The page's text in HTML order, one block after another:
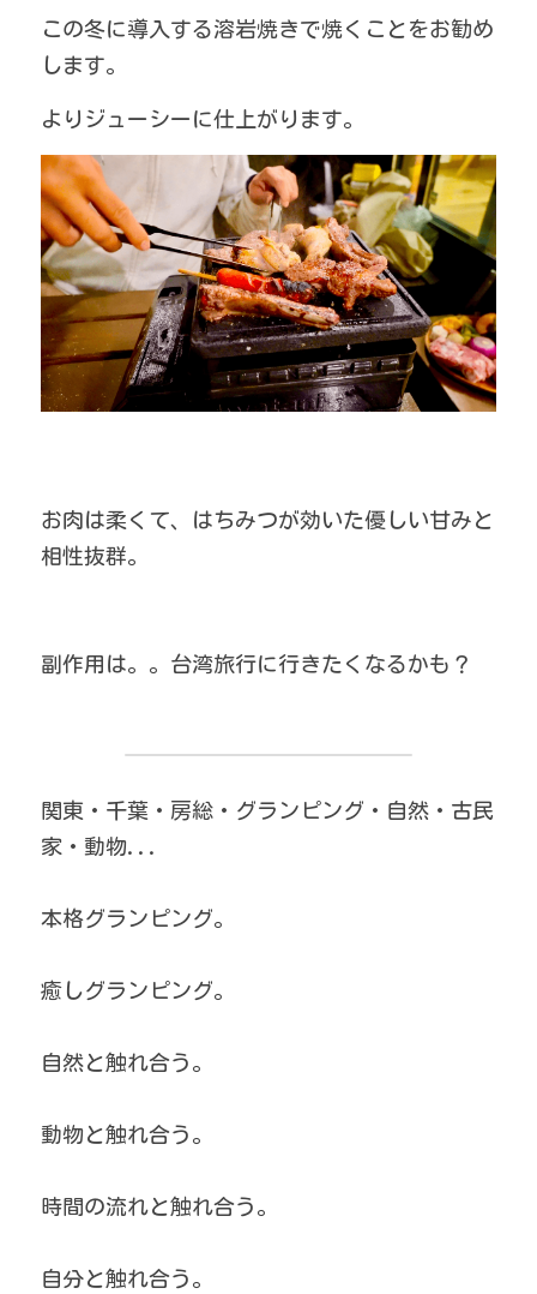
この冬に導入する溶岩焼きで焼くことをお勧め
します。
よりジューシーに仕上がります。
お肉は柔くて、はちみつが効いた優しい甘みと
相性抜群。
副作用は。。台湾旅行に行きたくなるかも？
関東・千葉・房総・グランピング・自然・古民
家・動物...
本格グランピング。
癒しグランピング。
自然と触れ合う。
動物と触れ合う。
時間の流れと触れ合う。
自分と触れ合う。